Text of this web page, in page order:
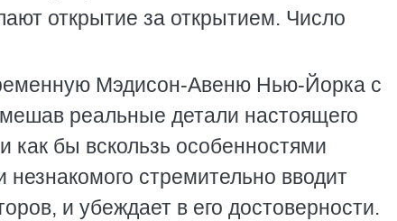
открытие за открытием. Число
Мэдисон-Авеню Нью-Йорка с
реальные детали настоящего
бы вскользь особенностями
незнакомого стремительно вводит
и убеждает в его достоверности.